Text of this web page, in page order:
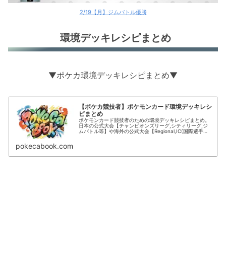
2/19【月】ジムバトル優勝
環境デッキレシピまとめ
▼ポケカ環境デッキレシピまとめ▼
【ポケカ競技者】ポケモンカード環境デッキレシ
ピまとめ
ポケモンカード競技者のための環境デッキレシピまとめ。
日本の公式大会【チャンピオンズリーグ,シティリーグ,ジ
ムバトル等】や海外の公式大会【Regional,IC(国際選手
pokecabook.com